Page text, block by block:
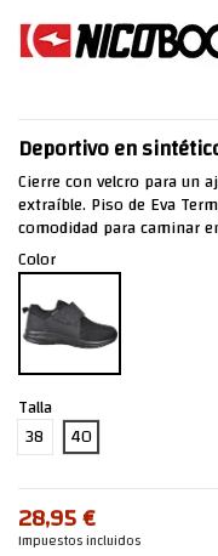
Deportivo en
Cierre con velcro para un
extraíble. Piso de Eva
comodidad para caminar
Color
Talla
38
40
28,95 €
Impuestos incluidos